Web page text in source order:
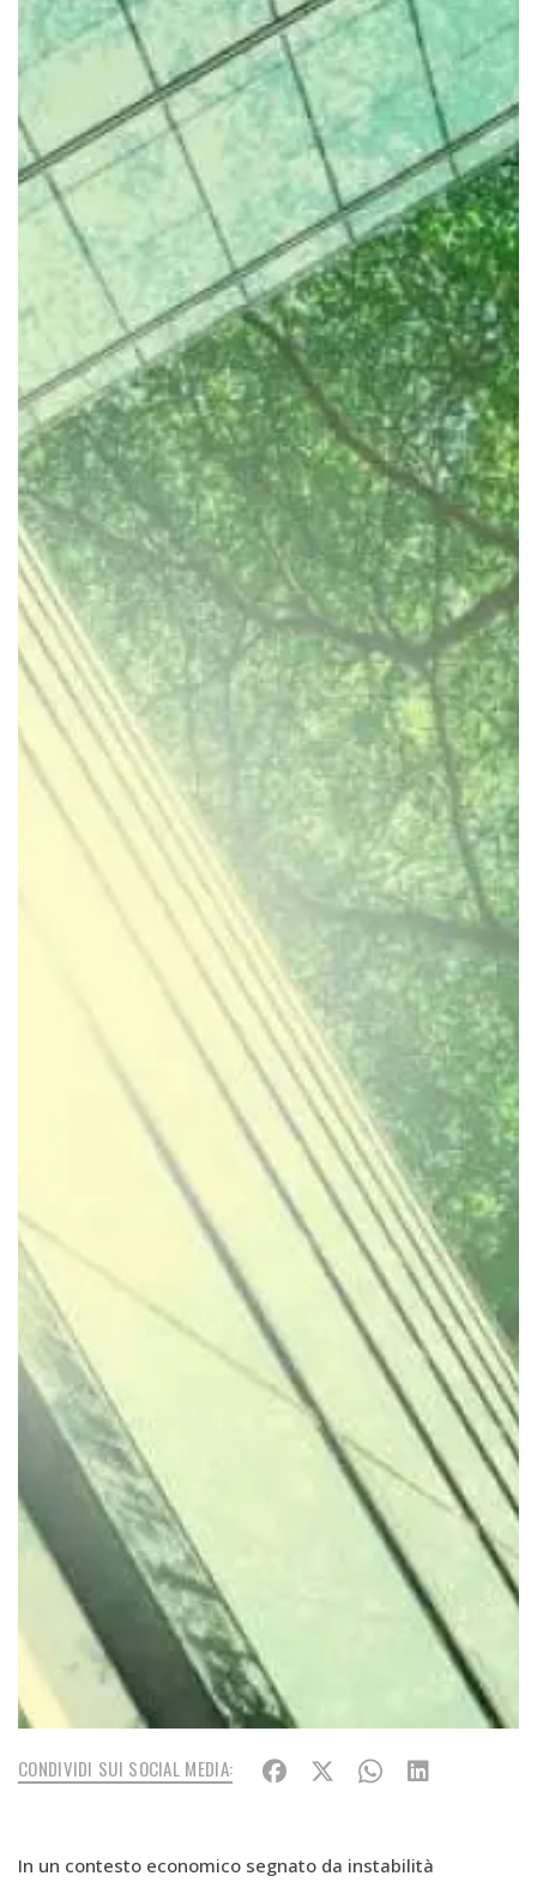
CONDIVIDI SUI SOCIAL MEDIA:
In un contesto economico segnato da instabilità